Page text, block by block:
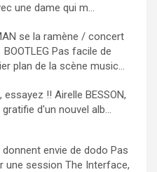
une dame qui m...
se la ramène / concert
Pas facile de
plan de la scène music...
essayez !! Airelle BESSON,
d'un nouvel alb...
donnent envie de dodo Pas
une session The Interface,